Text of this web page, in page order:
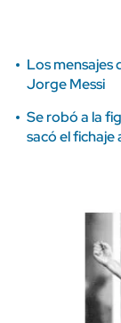
Los mensajes
Jorge Messi
Se robó a la
sacó el